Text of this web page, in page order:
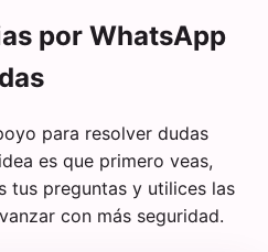
por WhatsApp
para resolver dudas
es que primero veas,
tus preguntas y utilices las
con más seguridad.